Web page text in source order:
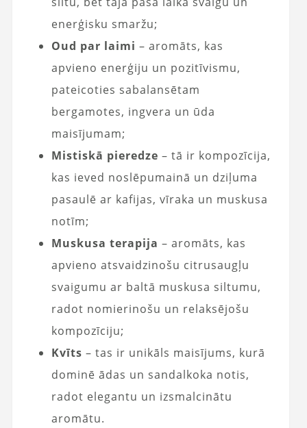
enerģisku smaržu;
Oud par laimi – aromāts, kas
apvieno enerģiju un pozitīvismu,
pateicoties sabalansētam
bergamotes, ingvera un ūda
maisījumam;
Mistiskā pieredze – tā ir kompozīcija,
kas ieved noslēpumainā un dziļuma
pasaulē ar kafijas, vīraka un muskusa
notīm;
Muskusa terapija – aromāts, kas
apvieno atsvaidzinošu citrusaugļu
svaigumu ar baltā muskusa siltumu,
radot nomierinošu un relaksējošu
kompozīciju;
Kvīts – tas ir unikāls maisījums, kurā
dominē ādas un sandalkoka notis,
radot elegantu un izsmalcinātu
aromātu.